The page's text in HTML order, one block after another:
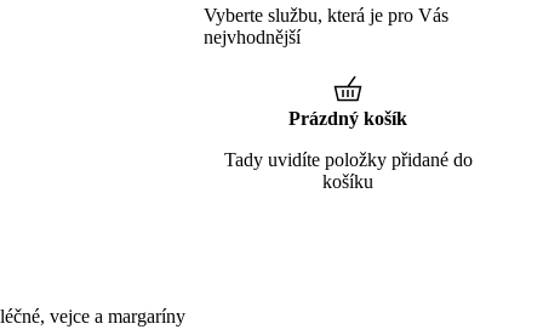
vejce a margaríny
Vyberte službu, která je pro Vás
nejvhodnější
Prázdný košík
Tady uvidíte položky přidané do
košíku